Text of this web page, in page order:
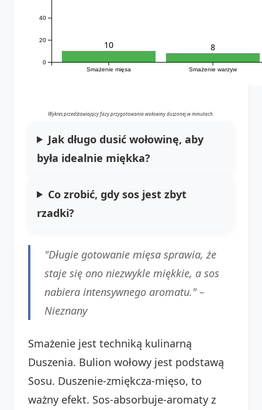
Smażenie mięsa Smażenie warzyw
0
20
40
10 8
Wykres przedstawiający fazy przygotowania wołowiny duszonej w minutach.
Jak długo dusić wołowinę, aby
była idealnie miękka?
Co zrobić, gdy sos jest zbyt
rzadki?
"Długie gotowanie mięsa sprawia, że
staje się ono niezwykle miękkie, a sos
nabiera intensywnego aromatu." –
Nieznany
Smażenie jest techniką kulinarną
Duszenia. Bulion wołowy jest podstawą
Sosu. Duszenie-zmiękcza-mięso, to
ważny efekt. Sos-absorbuje-aromaty z